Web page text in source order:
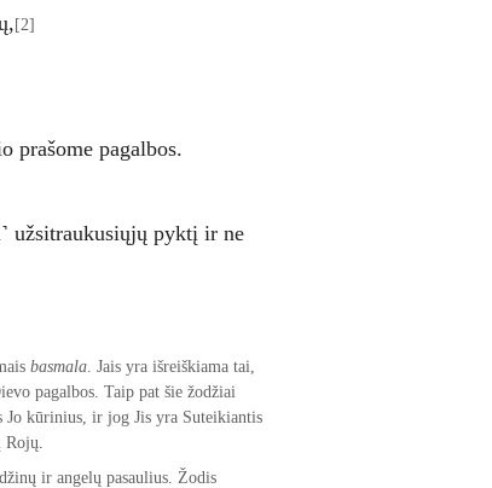
[2]
prašome pagalbos.
užsitraukusiųjų pyktį ir ne
basmala. Jais yra išreiškiama tai,
pagalbos. Taip pat šie žodžiai
Jo kūrinius, ir jog Jis yra Suteikiantis
Rojų.
ir angelų pasaulius. Žodis